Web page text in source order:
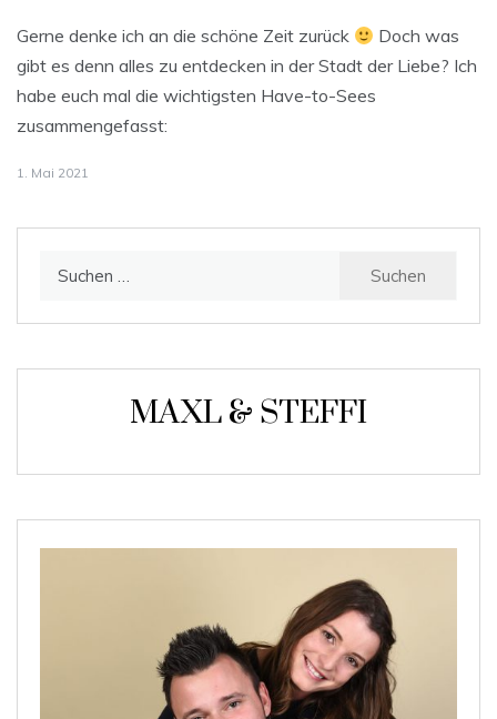
Gerne denke ich an die schöne Zeit zurück
Doch was
gibt es denn alles zu entdecken in der Stadt der Liebe? Ich
habe euch mal die wichtigsten Have-to-Sees
zusammengefasst:
1. Mai 2021
MAXL & STEFFI